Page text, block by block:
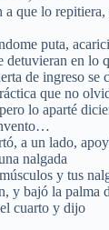
a que lo
puta,
detuvieran en lo
de ingreso se
que no
lo aparté
a un lado,
nalgada
y tus
y bajó la palma
cuarto y dijo